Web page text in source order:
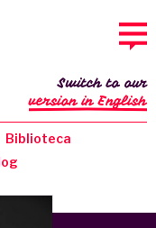
Biblioteca
Switch to our
version in English